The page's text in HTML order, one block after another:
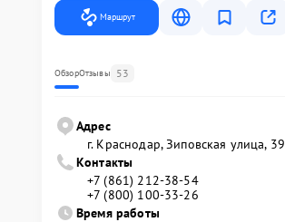
Маршрут
ОбзорОтзывы 53
Адрес
г. Краснодар, Зиповская улица, 39
Контакты
+7 (861) 212-38-54
+7 (800) 100-33-26
Время работы